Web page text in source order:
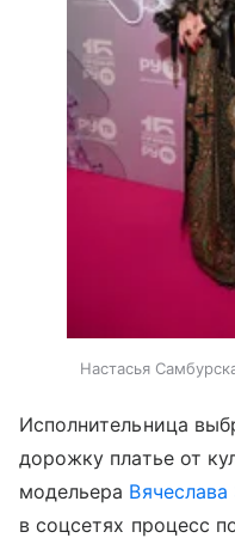
Настасья
Исполнительница
дорожку платье от
модельера Вячеслава
в соцсетях процесс